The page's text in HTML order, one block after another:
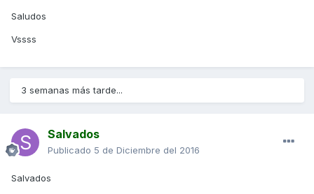
Saludos
Vssss
3 semanas más tarde...
Salvados
Publicado 5 de Diciembre del 2016
Salvados